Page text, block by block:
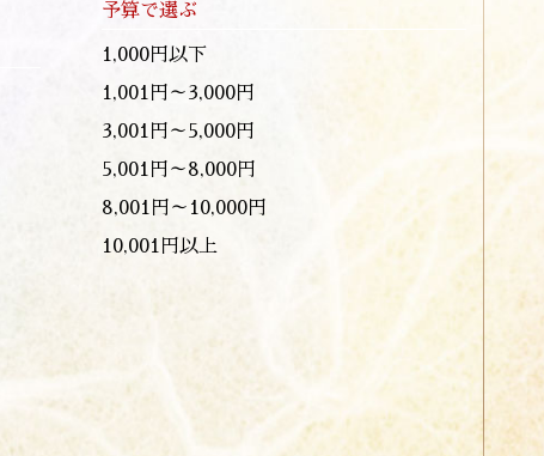
予算で選ぶ
1,000円以下
1,001円～3,000円
3,001円～5,000円
5,001円～8,000円
8,001円～10,000円
10,001円以上